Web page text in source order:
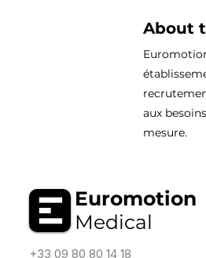
About
aux
mesure.
Euromotion
Medical
+33 09 80 80 14 18